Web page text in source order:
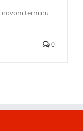
novom terminu
0